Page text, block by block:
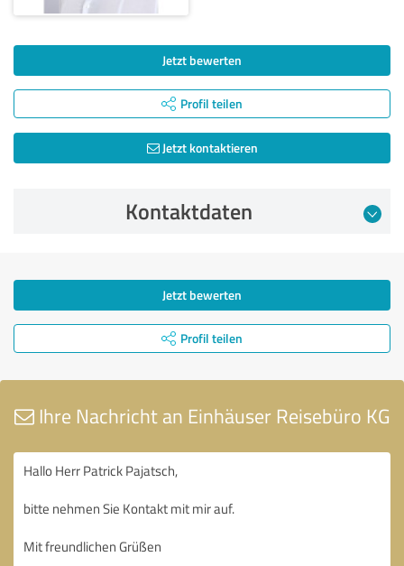
Jetzt bewerten
Profil teilen
Jetzt kontaktieren
Kontaktdaten
Jetzt bewerten
Profil teilen
Ihre Nachricht an Einhäuser Reisebüro KG